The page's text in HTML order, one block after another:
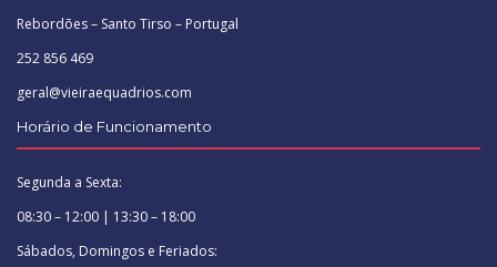
Rebordões – Santo Tirso – Portugal
252 856 469
geral@vieiraequadrios.com
Horário de Funcionamento
Segunda a Sexta:
08:30 – 12:00 | 13:30 – 18:00
Sábados, Domingos e Feriados: